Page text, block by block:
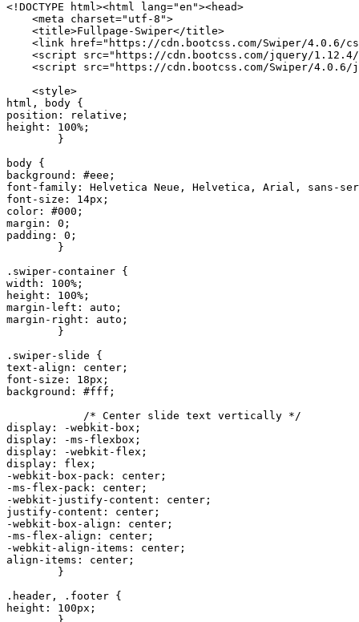
<!DOCTYPE html><html lang="en"><head>
<meta charset="utf-8">
<title>Fullpage-Swiper</title>
<link href="https://cdn.bootcss.com/Swiper/4.0.6/
<script src="https://cdn.bootcss.com/jquery/
<script src="https://cdn.bootcss.com/Swiper/4.0.6/
<style>
html, body {
position: relative;
height: 100%;
}
body {
background: #eee;
font-family: Helvetica Neue, Helvetica, Arial, sans-
font-size: 14px;
color: #000;
margin: 0;
padding: 0;
}
.swiper-container {
width: 100%;
height: 100%;
margin-left: auto;
margin-right: auto;
}
.swiper-slide {
text-align: center;
font-size: 18px;
background: #fff;
/* Center slide text vertically */
display: -webkit-box;
display: -ms-flexbox;
display: -webkit-flex;
display: flex;
-webkit-box-pack: center;
-ms-flex-pack: center;
-webkit-justify-content: center;
justify-content: center;
-webkit-box-align: center;
-ms-flex-align: center;
-webkit-align-items: center;
align-items: center;
}
.header, .footer {
height: 100px;